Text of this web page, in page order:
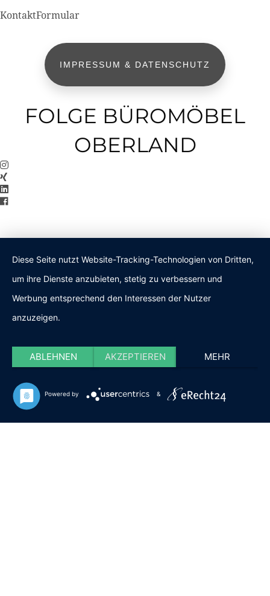
KontaktFormular
IMPRESSUM & DATENSCHUTZ
FOLGE BÜROMÖBEL
OBERLAND
Diese Seite nutzt Website-Tracking-Technologien von Dritten,
um ihre Dienste anzubieten, stetig zu verbessern und
Werbung entsprechend den Interessen der Nutzer
anzuzeigen.
ABLEHNEN AKZEPTIEREN MEHR
Powered by &